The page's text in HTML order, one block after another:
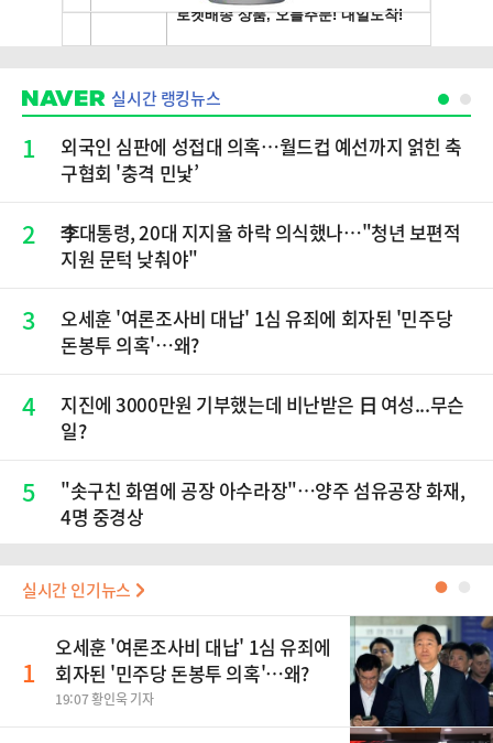
실시간 랭킹뉴스
1
외국인 심판에 성접대 의혹…월드컵 예선까지 얽힌 축
구협회 '충격 민낯’
2
李대통령, 20대 지지율 하락 의식했나…"청년 보편적
지원 문턱 낮춰야"
3
오세훈 '여론조사비 대납' 1심 유죄에 회자된 '민주당
돈봉투 의혹'…왜?
4
지진에 3000만원 기부했는데 비난받은 日 여성...무슨
일?
5
"솟구친 화염에 공장 아수라장"…양주 섬유공장 화재,
4명 중경상
실시간 인기뉴스 ●
1
오세훈 '여론조사비 대납' 1심 유죄에
회자된 '민주당 돈봉투 의혹'…왜?
19:07 황인욱 기자